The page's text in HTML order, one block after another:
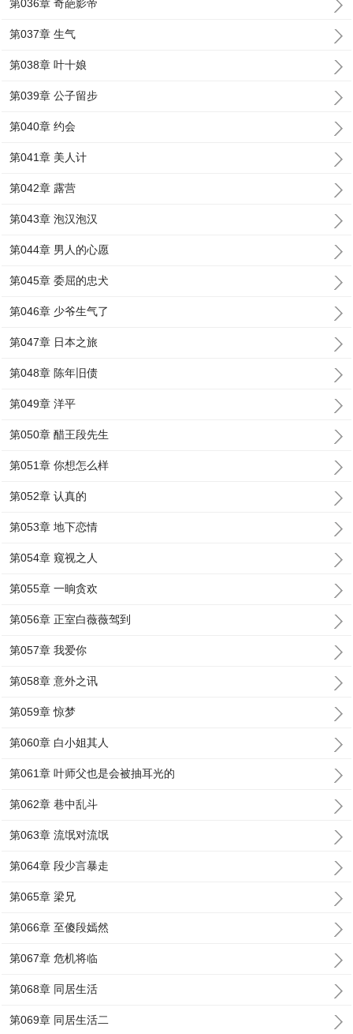
第036章 奇葩影帝
第037章 生气
第038章 叶十娘
第039章 公子留步
第040章 约会
第041章 美人计
第042章 露营
第043章 泡汉泡汉
第044章 男人的心愿
第045章 委屈的忠犬
第046章 少爷生气了
第047章 日本之旅
第048章 陈年旧债
第049章 洋平
第050章 醋王段先生
第051章 你想怎么样
第052章 认真的
第053章 地下恋情
第054章 窥视之人
第055章 一晌贪欢
第056章 正室白薇薇驾到
第057章 我爱你
第058章 意外之讯
第059章 惊梦
第060章 白小姐其人
第061章 叶师父也是会被抽耳光的
第062章 巷中乱斗
第063章 流氓对流氓
第064章 段少言暴走
第065章 梁兄
第066章 至傻段嫣然
第067章 危机将临
第068章 同居生活
第069章 同居生活二